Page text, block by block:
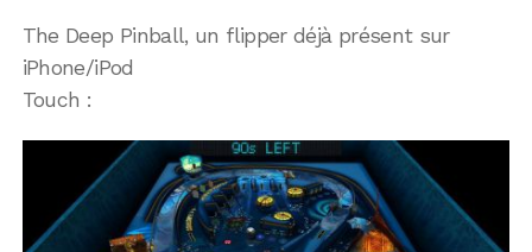
The Deep Pinball, un flipper déjà présent sur
iPhone/iPod
Touch :